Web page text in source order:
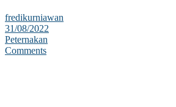
fredikurniawan
31/08/2022
Peternakan
Comments